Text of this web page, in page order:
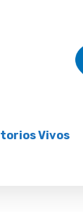
Vivos